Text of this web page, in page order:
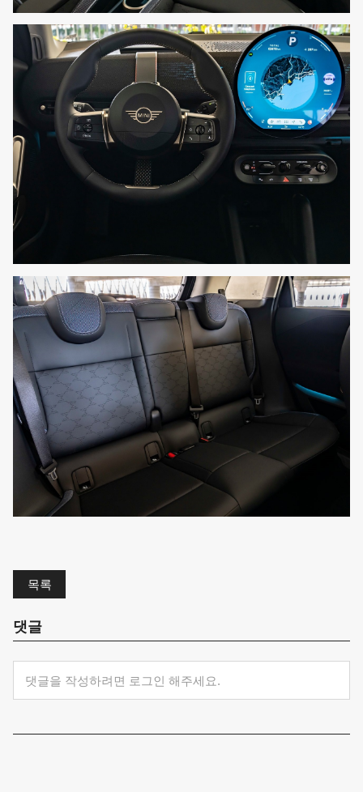
목록
댓글
댓글을 작성하려면 로그인 해주세요.